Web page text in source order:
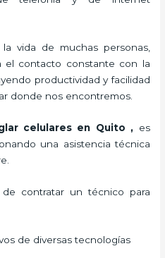
vida de muchas personas,
el contacto constante con la
productividad y facilidad
donde nos encontremos.
celulares en Quito , es
una asistencia técnica
contratar un técnico para
de diversas tecnologías